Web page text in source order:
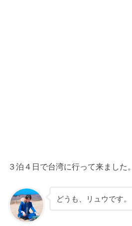
３泊４日で台湾に行って来ました。
どうも、リュウです。